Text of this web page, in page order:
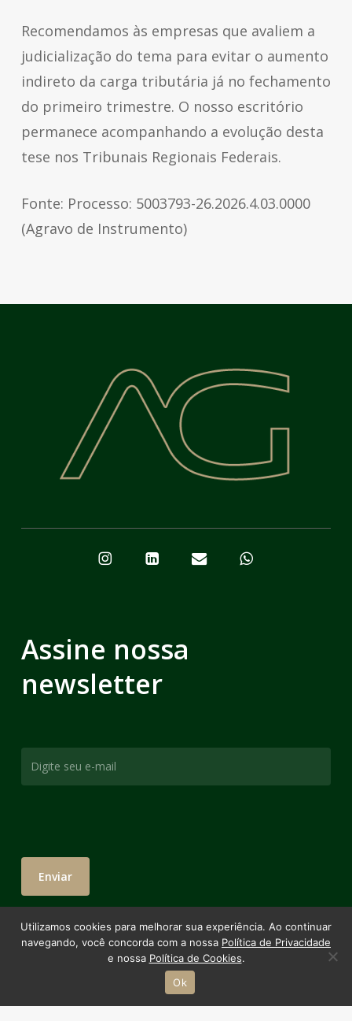
Recomendamos às empresas que avaliem a
judicialização do tema para evitar o aumento
indireto da carga tributária já no fechamento
do primeiro trimestre. O nosso escritório
permanece acompanhando a evolução desta
tese nos Tribunais Regionais Federais.
Fonte: Processo: 5003793-26.2026.4.03.0000
(Agravo de Instrumento)
Assine nossa
newsletter
Utilizamos cookies para melhorar sua experiência. Ao continuar
navegando, você concorda com a nossa Política de Privacidade
e nossa Política de Cookies.
Ok